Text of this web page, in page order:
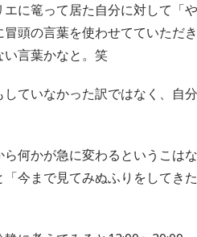
に篭って居た自分に対して「
頭の言葉を使わせてていただき
言葉かなと。笑
ていなかった訳ではなく、自
何かが急に変わるというこは
今まで見てみぬふりをしてき